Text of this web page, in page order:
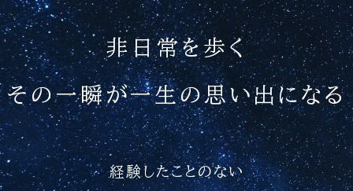
非日常を歩く
その一瞬が一生の思い出になる
経験したことのない